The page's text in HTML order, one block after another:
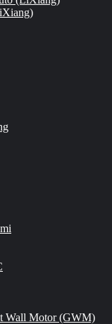
Wall Motor (GWM)